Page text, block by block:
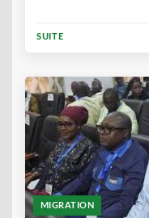
SUITE
MIGRATION